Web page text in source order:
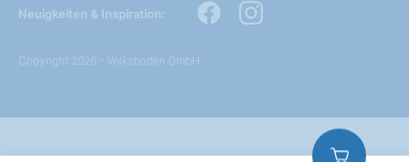
Neuigkeiten & Inspiration:
Copyright 2026 - Volksboden GmbH